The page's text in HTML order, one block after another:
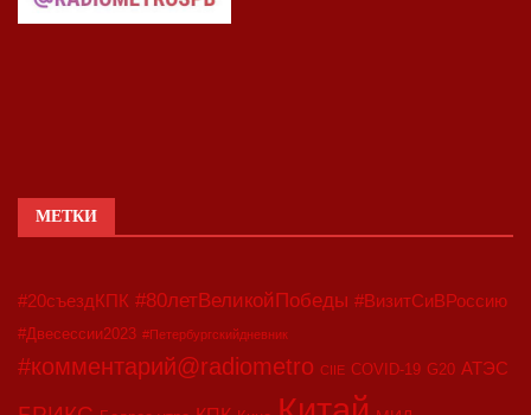
МЕТКИ
#20съездКПК #80летВеликойПобеды #ВизитСиВРоссию
#Двесессии2023 #Петербургскийдневник
#комментарий@radiometro CIIE COVID-19 G20 АТЭС